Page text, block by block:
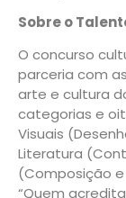
Sobre o
O concurso
parceria com
arte e cultura
categorias e
Visuais
Literatura
(Composição
“Quem